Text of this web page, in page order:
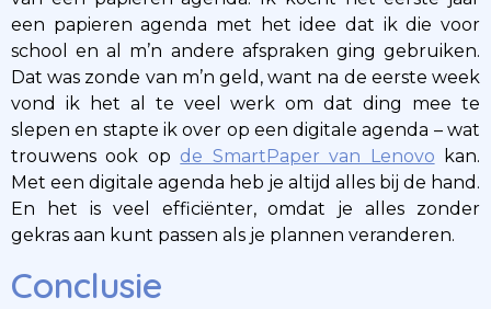
een papieren agenda met het idee dat ik die voor
school en al m’n andere afspraken ging gebruiken.
Dat was zonde van m’n geld, want na de eerste week
vond ik het al te veel werk om dat ding mee te
slepen en stapte ik over op een digitale agenda – wat
trouwens ook op de SmartPaper van Lenovo kan.
Met een digitale agenda heb je altijd alles bij de hand.
En het is veel efficiënter, omdat je alles zonder
gekras aan kunt passen als je plannen veranderen.
Conclusie